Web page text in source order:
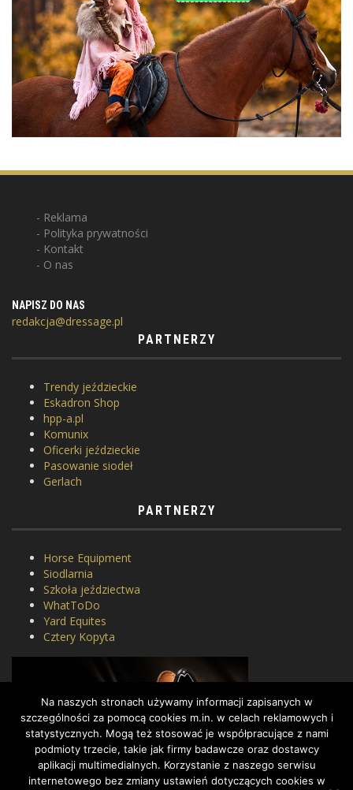
Reklama
Polityka prywatności
Kontakt
O nas
NAPISZ DO NAS
redakcja@dressage.pl
PARTNERZY
Trendy jeździeckie
Eskadron Shop
hpp-a.pl
Komunix
Oficerki jeździeckie
Pasowanie siodeł
Gerlach
PARTNERZY
Horse Equipment
Siodlarnia
Szkoła jeździectwa
WhatToDo
Yard Equites
Cztery Kopyta
Na naszych stronach używamy informacji zapisanych w
szczególności za pomocą cookies m.in. w celach reklamowych i
statystycznych. Mogą też stosować je współpracujące z nami
podmioty trzecie, takie jak firmy badawcze oraz dostawcy
aplikacji multimedialnych. Korzystanie z naszego serwisu
internetowego bez zmiany ustawień dotyczących cookies w